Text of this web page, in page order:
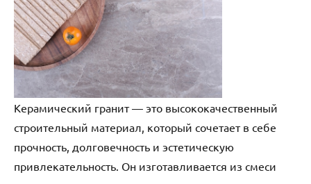
Керамический гранит — это высококачественный
строительный материал, который сочетает в себе
прочность, долговечность и эстетическую
привлекательность. Он изготавливается из смеси